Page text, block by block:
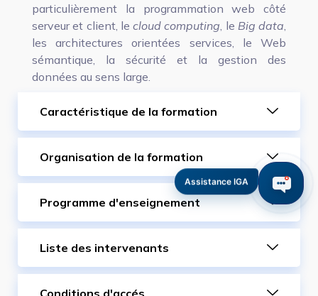
particulièrement la programmation web côté
serveur et client, le cloud computing , le Big data
les architectures orientées services, le Web
sémantique, la sécurité et la gestion des
données au sens large.
Caractéristique de la formation
Organisation de la formation
Programme d'enseignement
Liste des intervenants
Conditions d'accés
Assistance IGA